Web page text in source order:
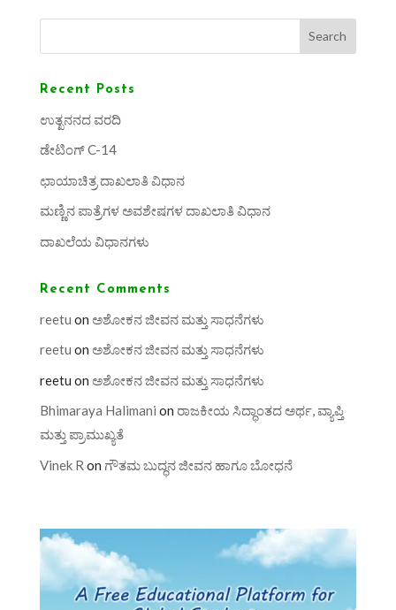
Search
Recent Posts
ಉತ್ಖನನದ ವರದಿ
ಡೇಟಿಂಗ್ C-14
ಛಾಯಾಚಿತ್ರ ದಾಖಲಾತಿ ವಿಧಾನ
ಮಣ್ಣಿನ ಪಾತ್ರೆಗಳ ಅವಶೇಷಗಳ ದಾಖಲಾತಿ ವಿಧಾನ
ದಾಖಲೆಯ ವಿಧಾನಗಳು
Recent Comments
reetu on ಅಶೋಕನ ಜೀವನ ಮತ್ತು ಸಾಧನೆಗಳು
reetu on ಅಶೋಕನ ಜೀವನ ಮತ್ತು ಸಾಧನೆಗಳು
reetu on ಅಶೋಕನ ಜೀವನ ಮತ್ತು ಸಾಧನೆಗಳು
Bhimaraya Halimani on ರಾಜಕೀಯ ಸಿದ್ಧಾಂತದ ಅರ್ಥ, ವ್ಯಾಪ್ತಿ
ಮತ್ತು ಪ್ರಾಮುಖ್ಯತೆ
Vinek R on ಗೌತಮ ಬುದ್ಧನ ಜೀವನ ಹಾಗೂ ಬೋಧನೆ